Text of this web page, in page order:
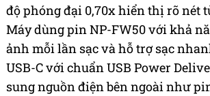
độ phóng đại 0,70x hiển thị rõ nét
Máy dùng pin NP-FW50 với khả
ảnh mỗi lần sạc và hỗ trợ sạc
USB-C với chuẩn USB Power
sung nguồn điện bên ngoài như